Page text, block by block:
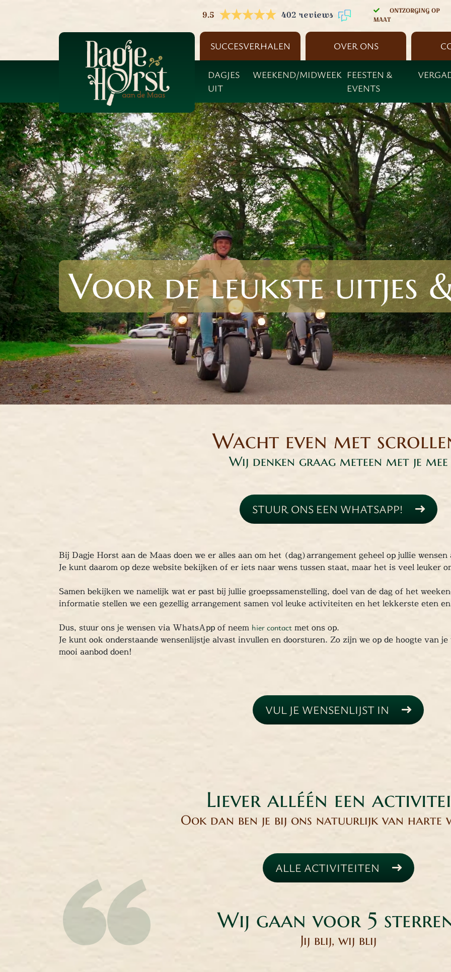
9.5 402 reviews
ONTZORGING OP
MAAT
SUCCESVERHALEN OVER ONS
DAGJES
UIT
WEEKEND/MIDWEEK FEESTEN &
EVENTS
Voor de leukste uitjes
Wacht even met
Wij denken graag meteen met je mee
STUUR ONS EEN WHATSAPP!
Bij Dagje Horst aan de Maas doen we er alles aan om het (dag)arrangement geheel op jullie
Je kunt daarom op deze website bekijken of er iets naar wens tussen staat, maar het is veel leuker
Samen bekijken we namelijk wat er past bij jullie groepssamenstelling, doel van de dag of het
informatie stellen we een gezellig arrangement samen vol leuke activiteiten en het lekkerste eten
Dus, stuur ons je wensen via WhatsApp of neem hier contact met ons op.
Je kunt ook onderstaande wensenlijstje alvast invullen en doorsturen. Zo zijn we op de hoogte van
mooi aanbod doen!
VUL JE WENSENLIJST IN
Liever alléén een
Ook dan ben je bij ons natuurlijk van harte
ALLE ACTIVITEITEN
Wij gaan voor 5
Jij blij, wij blij